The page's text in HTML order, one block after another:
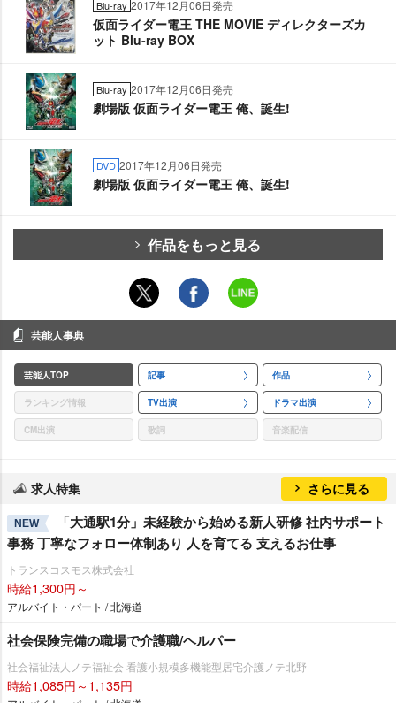
Blu-ray 2017年12月06日発売
仮面ライダー電王 THE MOVIE ディレクターズカ
ット Blu-ray BOX
Blu-ray 2017年12月06日発売
劇場版 仮面ライダー電王 俺、誕生!
DVD 2017年12月06日発売
劇場版 仮面ライダー電王 俺、誕生!
作品をもっと見る
芸能人事典
芸能人TOP 記事 作品
ランキング情報 TV出演 ドラマ出演
CM出演 歌詞 音楽配信
求人特集 さらに見る
NEW
「大通駅1分」未経験から始める新人研修 社内サポート
事務 丁寧なフォロー体制あり 人を育てる 支えるお仕事
トランスコスモス株式会社
時給1,300円～
アルバイト・パート / 北海道
社会保険完備の職場で介護職/ヘルパー
社会福祉法人ノテ福祉会 看護小規模多機能型居宅介護ノテ北野
時給1,085円～1,135円